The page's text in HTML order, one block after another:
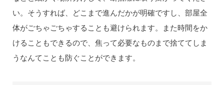
い。そうすれば、どこまで進んだかが明確ですし、部屋全
体がごちゃごちゃすることも避けられます。また時間をか
けることもできるので、焦って必要なものまで捨ててしま
うなんてことも防ぐことができます。